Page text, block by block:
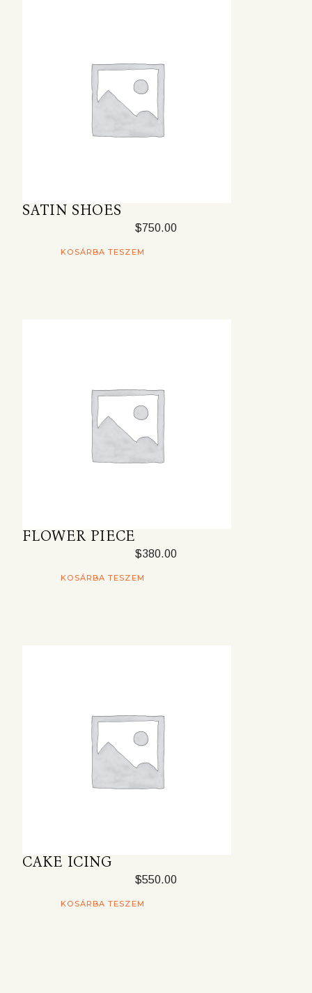
SATIN SHOES
$750.00
KOSÁRBA TESZEM
FLOWER PIECE
$380.00
KOSÁRBA TESZEM
CAKE ICING
$550.00
KOSÁRBA TESZEM